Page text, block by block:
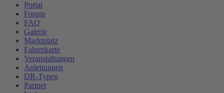
Portal
Forum
FAQ
Galerie
Marktplatz
Fahrerkarte
Veranstaltungen
Anleitungen
DR-Typen
Partner